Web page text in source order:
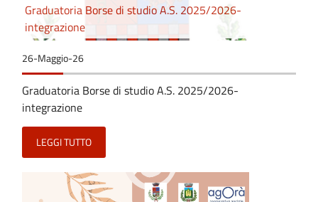
Graduatoria Borse di studio A.S. 2025/2026-
integrazione
26-Maggio-26
Graduatoria Borse di studio A.S. 2025/2026-
integrazione
LEGGI TUTTO